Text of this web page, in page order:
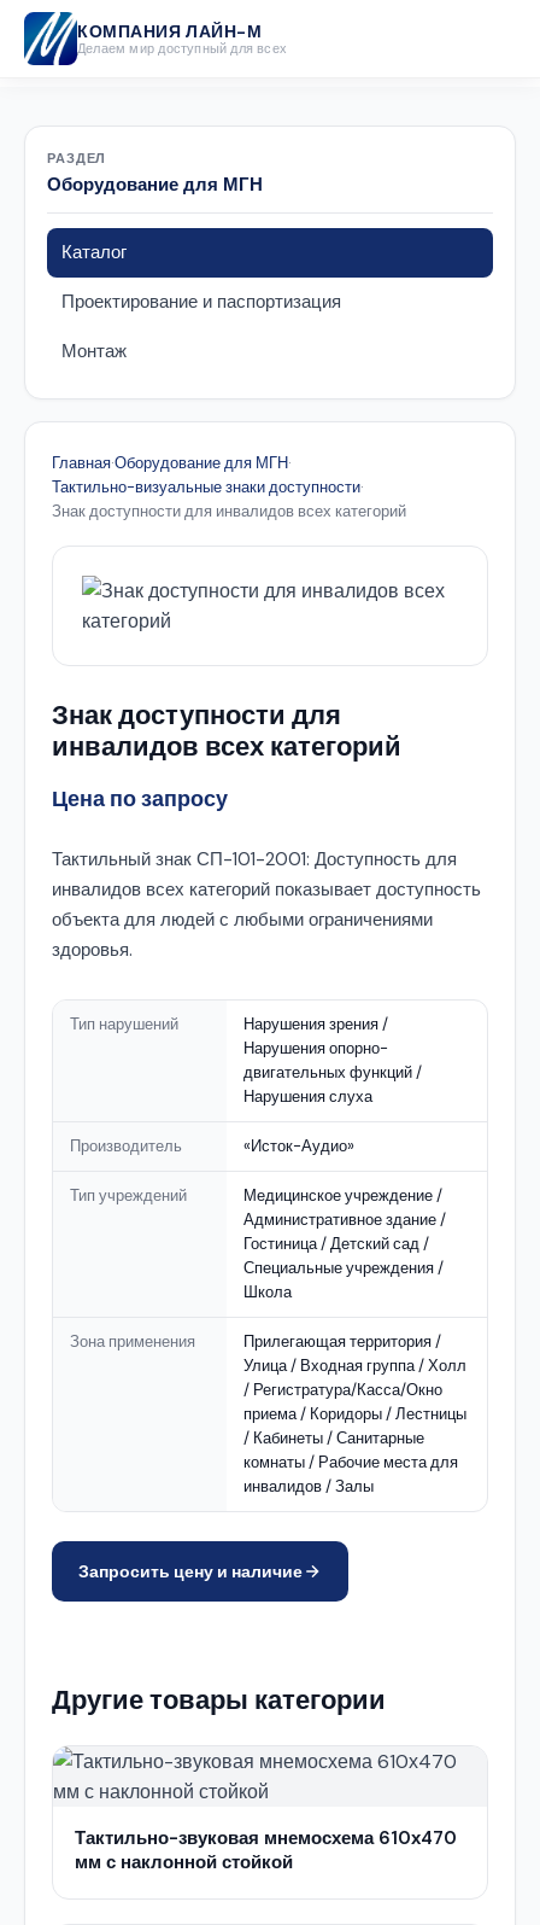
КОМПАНИЯ ЛАЙН-М
Делаем мир доступный для всех
РАЗДЕЛ
Оборудование для МГН
Каталог
Проектирование и паспортизация
Монтаж
Главная·Оборудование для МГН·
Тактильно-визуальные знаки доступности·
Знак доступности для инвалидов всех категорий
Знак доступности для
инвалидов всех категорий
Цена по запросу
Тактильный знак СП-101-2001: Доступность для
инвалидов всех категорий показывает доступность
объекта для людей с любыми ограничениями
здоровья.
Тип нарушений
Нарушения зрения /
Нарушения опорно-
двигательных функций /
Нарушения слуха
Производитель «Исток-Аудио»
Тип учреждений
Медицинское учреждение /
Административное здание /
Гостиница / Детский сад /
Специальные учреждения /
Школа
Зона применения
Прилегающая территория /
Улица / Входная группа / Холл
/ Регистратура/Касса/Окно
приема / Коридоры / Лестницы
/ Кабинеты / Санитарные
комнаты / Рабочие места для
инвалидов / Залы
Запросить цену и наличие
Другие товары категории
Тактильно-звуковая мнемосхема 610х470
мм с наклонной стойкой